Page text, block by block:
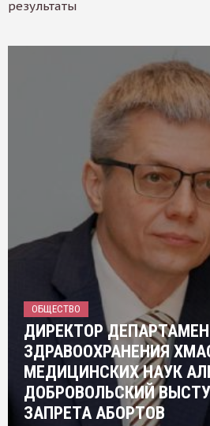
результаты
ОБЩЕСТВО
ДИРЕКТОР
ЗДРАВООХРАНЕНИЯ
МЕДИЦИНСКИХ НАУК
ДОБРОВОЛЬСКИЙ
ЗАПРЕТА АБОРТОВ